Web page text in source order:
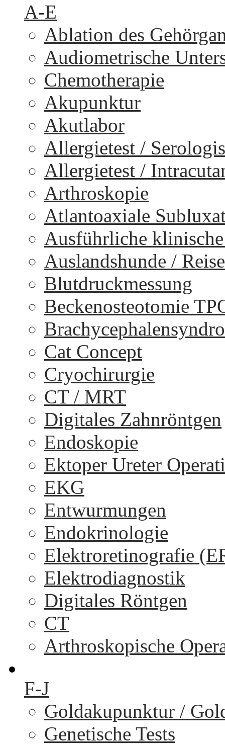
A-E
Ablation des
Audiometrische
Chemotherapie
Akupunktur
Akutlabor
Allergietest /
Allergietest /
Arthroskopie
Atlantoaxiale
Ausführliche
Auslandshunde /
Blutdruckmessung
Beckenosteotomie
Cat Concept
Cryochirurgie
CT / MRT
Digitales Zahnröntgen
Endoskopie
Ektoper Ureter
EKG
Entwurmungen
Endokrinologie
Elektroretinografie
Elektrodiagnostik
Digitales Röntgen
CT
Arthroskopische
F-J
Goldakupunktur /
Genetische Tests